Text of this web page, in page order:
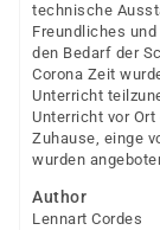
technische
Freundliches
den Bedarf der
Corona Zeit
Unterricht
Unterricht vor
Zuhause, einge
wurden
Author
Lennart Cordes